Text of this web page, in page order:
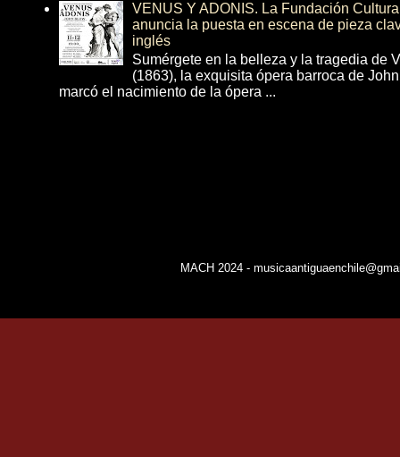
VENUS Y ADONIS. La Fundación
anuncia la puesta en escena de pieza
inglés
Sumérgete en la belleza y la tragedia de
(1863), la exquisita ópera barroca de
marcó el nacimiento de la ópera ...
MACH 2024 -